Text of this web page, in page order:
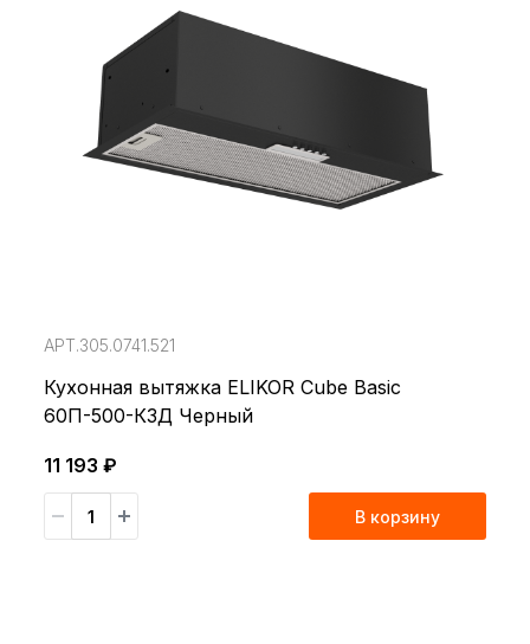
АРТ.305.0741.521
Кухонная вытяжка ELIKOR Cube Basic
60П-500-К3Д Черный
11 193 ₽
В корзину